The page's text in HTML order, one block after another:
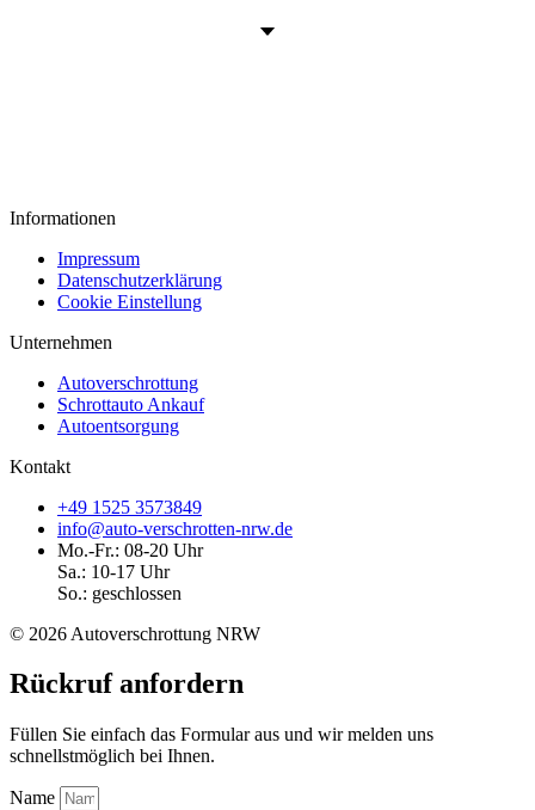
Informationen
Impressum
Datenschutzerklärung
Cookie Einstellung
Unternehmen
Autoverschrottung
Schrottauto Ankauf
Autoentsorgung
Kontakt
+49 1525 3573849
info@auto-verschrotten-nrw.de
Mo.-Fr.: 08-20 Uhr
Sa.: 10-17 Uhr
So.: geschlossen
© 2026 Autoverschrottung NRW
Rückruf anfordern
Füllen Sie einfach das Formular aus und wir melden uns
schnellstmöglich bei Ihnen.
Name